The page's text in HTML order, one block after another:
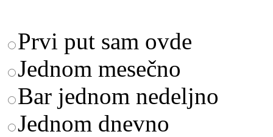
Prvi put sam ovde
Jednom mesečno
Bar jednom nedeljno
Jednom dnevno